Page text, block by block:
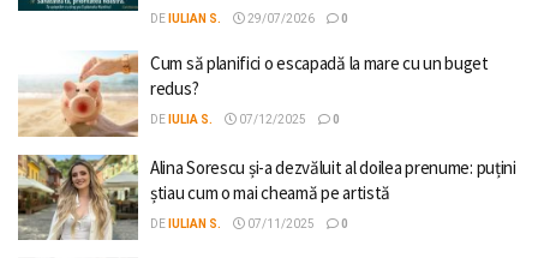
DE IULIAN S. 29/07/2026 0
Cum să planifici o escapadă la mare cu un buget
redus?
DE IULIA S. 07/12/2025 0
Alina Sorescu și-a dezvăluit al doilea prenume: puțini
știau cum o mai cheamă pe artistă
DE IULIAN S. 07/11/2025 0